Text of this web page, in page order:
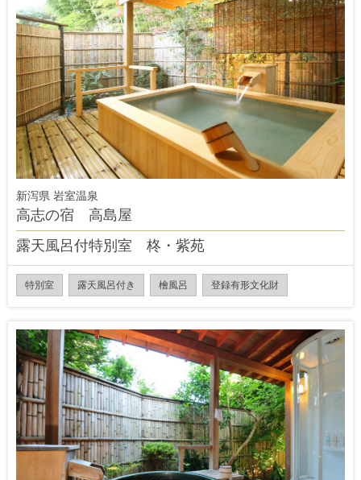
新泻県 岩室温泉
高志の宿 高島屋
露天風呂付特別室 柊・紫苑
特別室 露天風呂付き 檜風呂 登録有形文化財